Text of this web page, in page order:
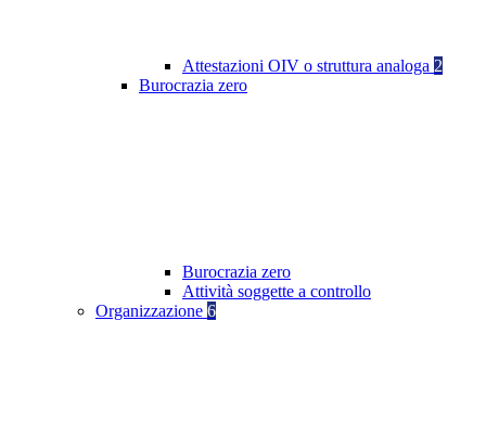
Attestazioni OIV o struttura analoga 2
Burocrazia zero
Burocrazia zero
Attività soggette a controllo
Organizzazione 6